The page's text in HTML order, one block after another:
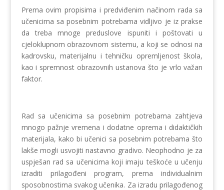
Prema ovim propisima i predviđenim načinom rada sa
učenicima sa posebnim potrebama vidljivo je iz prakse
da treba mnoge preduslove ispuniti i poštovati u
cjeloklupnom obrazovnom sistemu, a koji se odnosi na
kadrovsku, materijalnu i tehničku opremljenost škola,
kao i spremnost obrazovnih ustanova što je vrlo važan
faktor.
Rad sa učenicima sa posebnim potrebama zahtjeva
mnogo pažnje vremena i dodatne oprema i didaktičkih
materijala, kako bi učenici sa posebnim potrebama što
lakše mogli usvojiti nastavno gradivo. Neophodno je za
uspješan rad sa učenicima koji imaju teškoće u učenju
izraditi prilagođeni program, prema individualnim
sposobnostima svakog učenika. Za izradu prilagođenog